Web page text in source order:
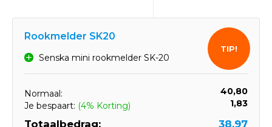
Rookmelder SK20
Senska mini rookmelder SK-20
Normaal:
40,80
Je bespaart: (4% Korting) 1,83
Totaalbedrag: 38,97
TIP!